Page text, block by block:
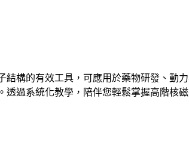
結構的有效工具，可應用於藥物研發、
透過系統化教學，陪伴您輕鬆掌握高階核